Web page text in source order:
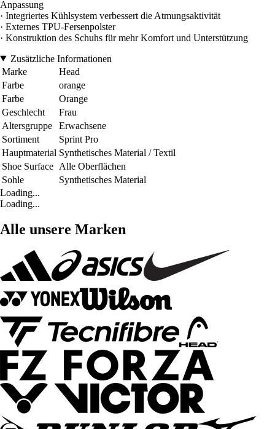
Anpassung
· Integriertes Kühlsystem verbessert die Atmungsaktivität
· Externes TPU-Fersenpolster
· Konstruktion des Schuhs für mehr Komfort und Unterstützung
Zusätzliche Informationen
Marke
Head
Farbe
orange
Farbe
Orange
Geschlecht
Frau
Altersgruppe
Erwachsene
Sortiment
Sprint Pro
Hauptmaterial Synthetisches Material / Textil
Shoe Surface Alle Oberflächen
Sohle
Synthetisches Material
Loading...
Loading...
Alle unsere Marken